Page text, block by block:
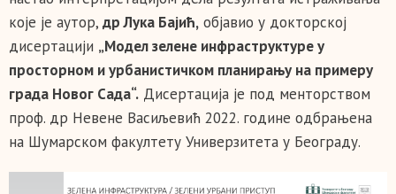
које је аутор, др Лука Бајић, објавио у докторској
дисертацији „Модел зелене инфраструктуре у
просторном и урбанистичком планирању на примеру
града Новог Сада“. Дисертација је под менторством
проф. др Невене Васиљевић 2022. године одбрањена
на Шумарском факултету Универзитета у Београду.